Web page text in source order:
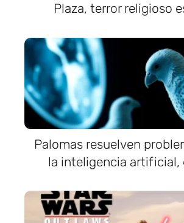
Plaza, terror religioso
Palomas resuelven
la inteligencia artificial,